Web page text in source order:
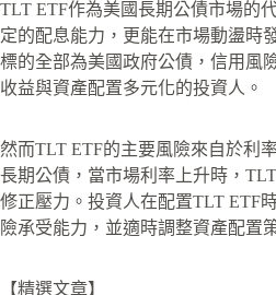
TLT ETF作為美國長期公債市場的
定的配息能力，更能在市場動盪時
標的全部為美國政府公債，信用風
收益與資產配置多元化的投資人。
然而TLT ETF的主要風險來自於利
長期公債，當市場利率上升時，
修正壓力。投資人在配置TLT ETF
險承受能力，並適時調整資產配置
【精選文章】